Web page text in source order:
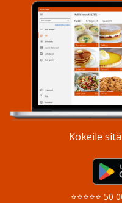
Kokeile
⭐⭐⭐⭐⭐